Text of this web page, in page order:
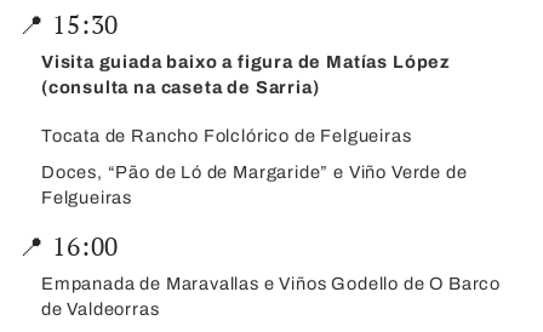
📍 15:30
Visita guiada baixo a figura de Matías López
(consulta na caseta de Sarria)
Tocata de Rancho Folclórico de Felgueiras
Doces, “Pão de Ló de Margaride” e Viño Verde de
Felgueiras
📍 16:00
Empanada de Maravallas e Viños Godello de O Barco
de Valdeorras